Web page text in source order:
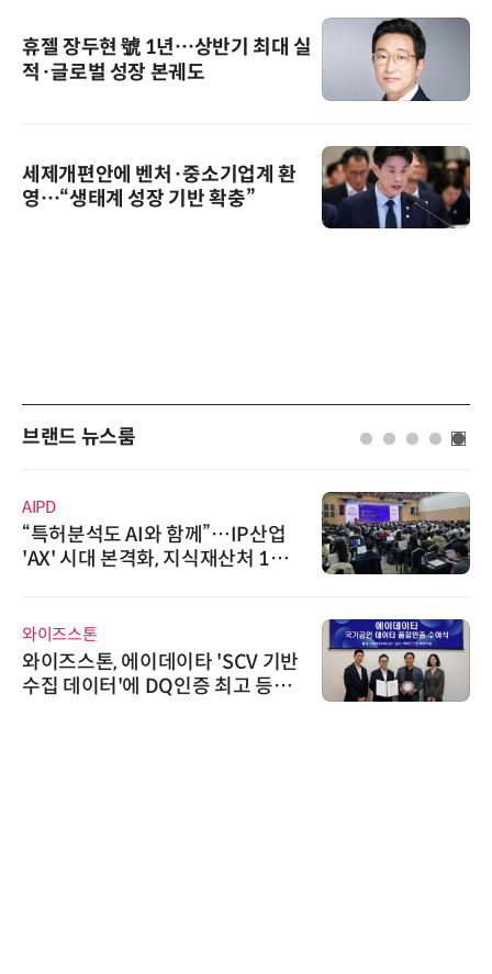
휴젤 장두현 號 1년…상반기 최대 실
적·글로벌 성장 본궤도
세제개편안에 벤처·중소기업계 환
영…“생태계 성장 기반 확충”
브랜드 뉴스룸
AIPD
“특허분석도 AI와 함께”…IP산업
'AX' 시대 본격화, 지식재산처 1호
와이즈스톤
와이즈스톤, 에이데이타 'SCV 기반
수집 데이터'에 DQ인증 최고 등급